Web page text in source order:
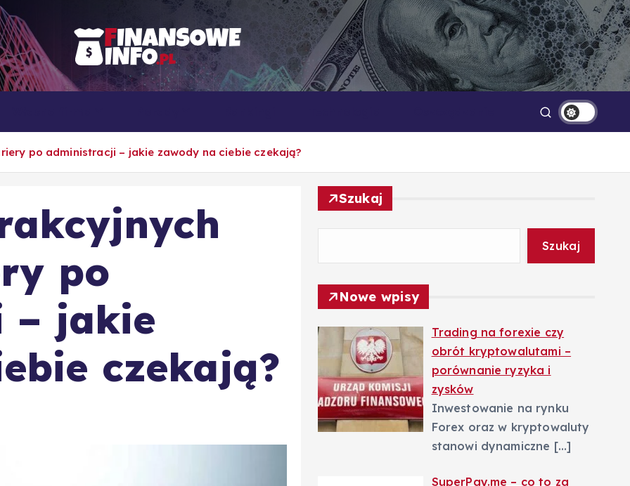
To i owo o rachunkowości, pracy, biznesie i ekonomii
po administracji – jakie zawody na ciebie czekają?
po
– jakie
czekają?
Szukaj
Szukaj
Nowe wpisy
Trading na forexie czy
obrót kryptowalutami –
porównanie ryzyka i
zysków
Inwestowanie na rynku
Forex oraz w kryptowaluty
stanowi dynamiczne […]
SuperPay.me – co to za